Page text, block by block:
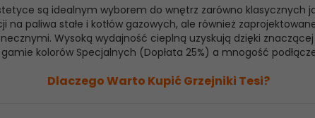
są idealnym wyborem do wnętrz zarówno
na paliwa stałe i kotłów gazowych, ale również
Wysoką wydajność cieplną uzyskują dzięki
kolorów Specjalnych (Dopłata 25%) a mnogość
Dlaczego Warto Kupić Grzejniki Tesi?